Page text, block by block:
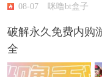
08-07 咪噜bt盒子
破解永久免费内购
全